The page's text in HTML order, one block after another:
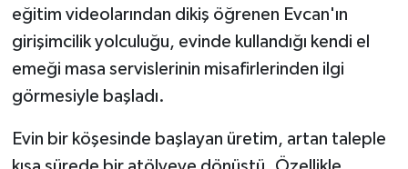
eğitim videolarından dikiş öğrenen Evcan'ın
girişimcilik yolculuğu, evinde kullandığı kendi el
emeği masa servislerinin misafirlerinden ilgi
görmesiyle başladı.
Evin bir köşesinde başlayan üretim, artan taleple